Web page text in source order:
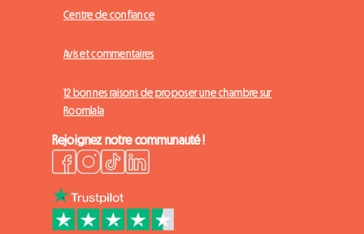
Centre de confiance
Avis et commentaires
12 bonnes raisons de proposer une chambre sur
Roomlala
Rejoignez notre communauté !